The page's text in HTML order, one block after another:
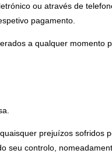
ou através de
pagamento.
a qualquer momento
prejuízos sofridos
seu controlo,